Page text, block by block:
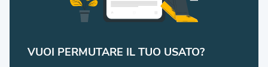
VUOI PERMUTARE IL TUO USATO?